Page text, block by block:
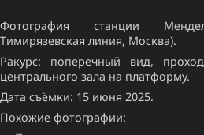
Фотография станции
Тимирязевская линия, Москва).
Ракурс: поперечный вид,
центрального зала на платформу.
Дата съёмки: 15 июня 2025.
Похожие фотографии: